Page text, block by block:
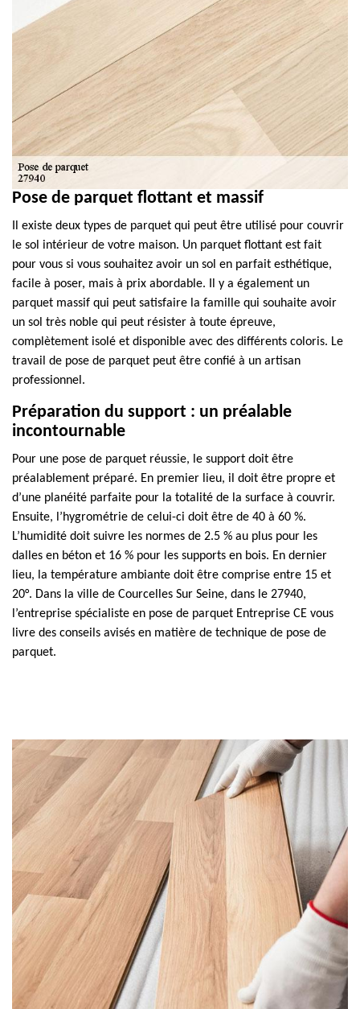
Pose de parquet flottant et massif
Il existe deux types de parquet qui peut être utilisé pour couvrir
le sol intérieur de votre maison. Un parquet flottant est fait
pour vous si vous souhaitez avoir un sol en parfait esthétique,
facile à poser, mais à prix abordable. Il y a également un
parquet massif qui peut satisfaire la famille qui souhaite avoir
un sol très noble qui peut résister à toute épreuve,
complètement isolé et disponible avec des différents coloris. Le
travail de pose de parquet peut être confié à un artisan
professionnel.
Préparation du support : un préalable
incontournable
Pour une pose de parquet réussie, le support doit être
préalablement préparé. En premier lieu, il doit être propre et
d’une planéité parfaite pour la totalité de la surface à couvrir.
Ensuite, l’hygrométrie de celui-ci doit être de 40 à 60 %.
L’humidité doit suivre les normes de 2.5 % au plus pour les
dalles en béton et 16 % pour les supports en bois. En dernier
lieu, la température ambiante doit être comprise entre 15 et
20°. Dans la ville de Courcelles Sur Seine, dans le 27940,
l’entreprise spécialiste en pose de parquet Entreprise CE vous
livre des conseils avisés en matière de technique de pose de
parquet.